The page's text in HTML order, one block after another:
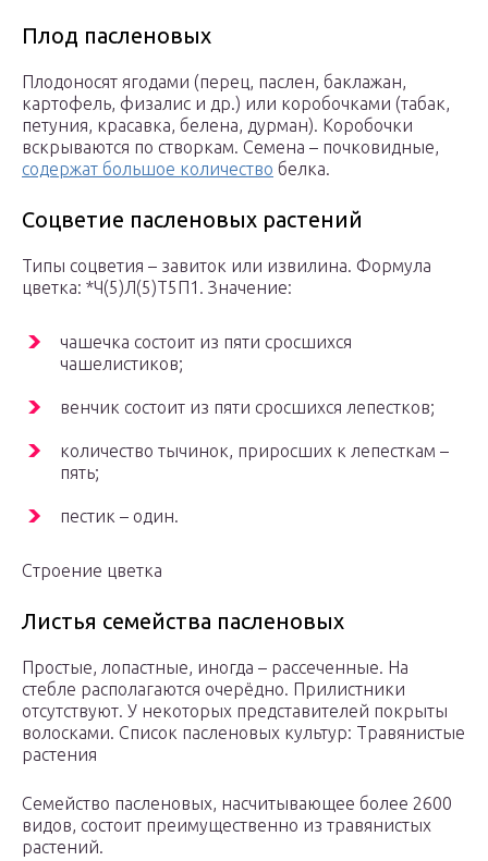
Плод пасленовых
Плодоносят ягодами (перец, паслен, баклажан,
картофель, физалис и др.) или коробочками (табак,
петуния, красавка, белена, дурман). Коробочки
вскрываются по створкам. Семена – почковидные,
содержат большое количество белка.
Соцветие пасленовых растений
Типы соцветия – завиток или извилина. Формула
цветка: *Ч(5)Л(5)Т5П1. Значение:
чашечка состоит из пяти сросшихся
чашелистиков;
венчик состоит из пяти сросшихся лепестков;
количество тычинок, приросших к лепесткам –
пять;
пестик – один.
Строение цветка
Листья семейства пасленовых
Простые, лопастные, иногда – рассеченные. На
стебле располагаются очерёдно. Прилистники
отсутствуют. У некоторых представителей покрыты
волосками. Список пасленовых культур: Травянистые
растения
Семейство пасленовых, насчитывающее более 2600
видов, состоит преимущественно из травянистых
растений.